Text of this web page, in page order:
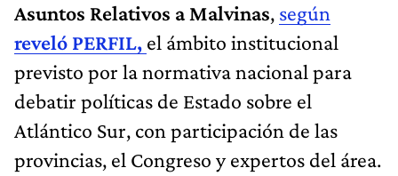
Asuntos Relativos a Malvinas, según
reveló PERFIL, el ámbito institucional
previsto por la normativa nacional para
debatir políticas de Estado sobre el
Atlántico Sur, con participación de las
provincias, el Congreso y expertos del área.